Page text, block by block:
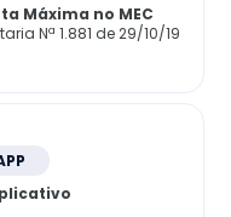
Máxima no MEC
Nª 1.881 de 29/10/19